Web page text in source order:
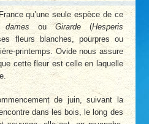
qu’une seule espèce de ce
ouGirarde(Hesperis
fleurs blanches, pourpres ou
printemps. Ovide nous assure
cette fleur est celle en laquelle
de juin, suivant la
dans les bois, le long des